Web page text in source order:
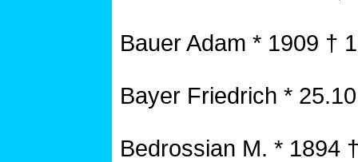
Bauer Adam * 1909 †
Bayer Friedrich *
Bedrossian M. * 1894